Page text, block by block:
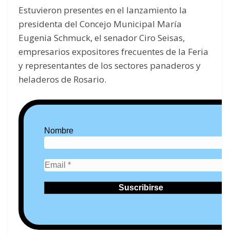
Estuvieron presentes en el lanzamiento la
presidenta del Concejo Municipal María
Eugenia Schmuck, el senador Ciro Seisas,
empresarios expositores frecuentes de la Feria
y representantes de los sectores panaderos y
heladeros de Rosario.
Nombre